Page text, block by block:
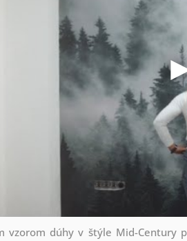
vzorom dúhy v štýle Mid-Century